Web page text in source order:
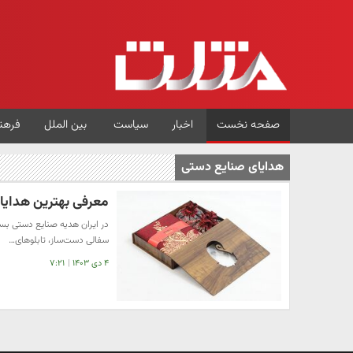
صفحه نخست اخبار سیاست بین الملل
هدایای صنایع دستی
معرفی بهترین
در ایران هدیه صنایع دستی
سفالی دست‌ساز، تابلوهای…
۴ دی ۱۴۰۳ | ۷:۲۱